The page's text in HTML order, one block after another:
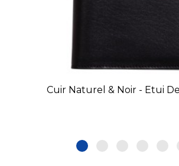
Cuir Naturel & Noir - Etui